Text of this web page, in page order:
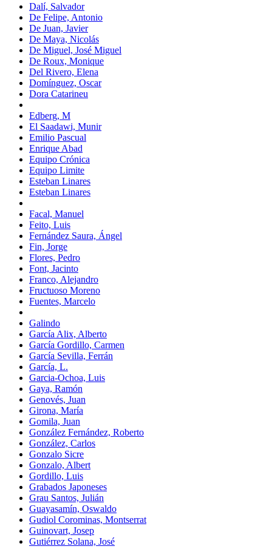
Dalí, Salvador
De Felipe, Antonio
De Juan, Javier
De Maya, Nicolás
De Miguel, José Miguel
De Roux, Monique
Del Rivero, Elena
Domínguez, Oscar
Dora Catarineu
Edberg, M
El Saadawi, Munir
Emilio Pascual
Enrique Abad
Equipo Crónica
Equipo Limite
Esteban Linares
Esteban Linares
Facal, Manuel
Feito, Luis
Fernández Saura, Ángel
Fin, Jorge
Flores, Pedro
Font, Jacinto
Franco, Alejandro
Fructuoso Moreno
Fuentes, Marcelo
Galindo
García Alix, Alberto
García Gordillo, Carmen
García Sevilla, Ferrán
García, L.
Garcia-Ochoa, Luis
Gaya, Ramón
Genovés, Juan
Girona, María
Gomila, Juan
González Fernández, Roberto
González, Carlos
Gonzalo Sicre
Gonzalo, Albert
Gordillo, Luis
Grabados Japoneses
Grau Santos, Julián
Guayasamín, Oswaldo
Gudiol Corominas, Montserrat
Guinovart, Josep
Gutiérrez Solana, José